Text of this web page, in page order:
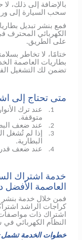
بالإضافة إلى ذلك،
سحب السيارة إلى
فمع بنشر تبديل
الكهربائي المحترف
على الطريق.
ختامًا، لا تخاطر
بطاريات العاصمة
تضمن لك التشغيل
متى تحتاج إلى
1.
عند ترك
متوقفة.
2. عند ضعف
3.
إذا لم تُشغل
البطارية.
4. عند ضعف
خدمة اشتراك
العاصمة الأفضل
فمن خلال خدمة بنشر
كراجات الراشد
اشتراك ذات
النظام الكهربائي
خطوات الخدمة